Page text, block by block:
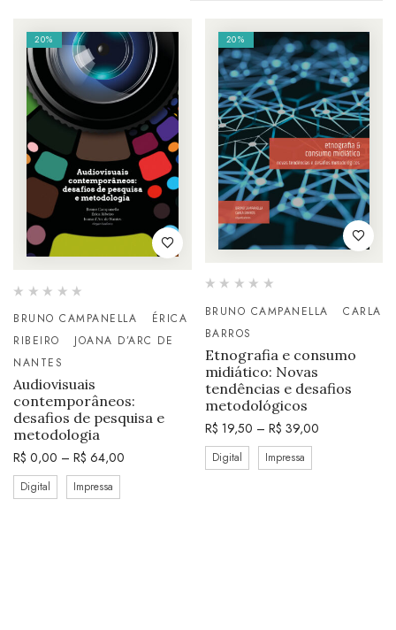
20%
BRUNO CAMPANELLA
ÉRICA
RIBEIRO
JOANA D’ARC DE
NANTES
Audiovisuais
contemporâneos:
desafios de pesquisa e
metodologia
R$ 0,00 – R$ 64,00
Digital Impressa
20%
BRUNO CAMPANELLA
CARLA
BARROS
Etnografia e consumo
midiático: Novas
tendências e desafios
metodológicos
R$ 19,50 – R$ 39,00
Digital Impressa